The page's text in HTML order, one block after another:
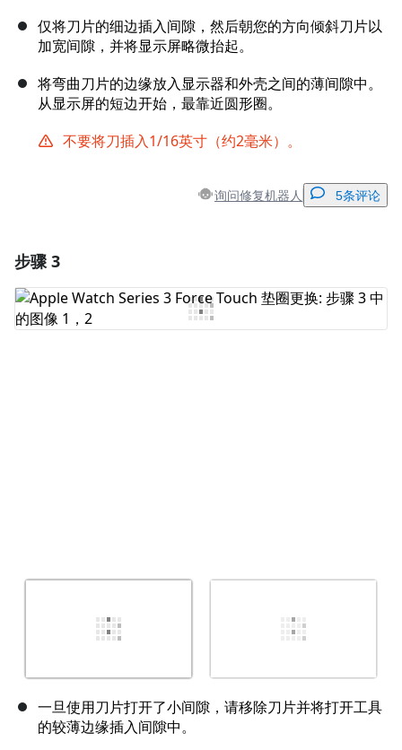
仅将刀片的细边插入间隙，然后朝您的方向倾斜刀片以
加宽间隙，并将显示屏略微抬起。
将弯曲刀片的边缘放入显示器和外壳之间的薄间隙中。
从显示屏的短边开始，最靠近圆形圈。
不要将刀插入1/16英寸（约2毫米）。
询问修复机器人 5条评论
添加评论
步骤 3
一旦使用刀片打开了小间隙，请移除刀片并将打开工具
的较薄边缘插入间隙中。